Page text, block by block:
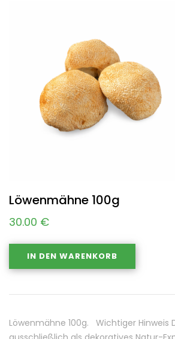
Löwenmähne 100g
30.00 €
IN DEN WARENKORB
Löwenmähne 100g. Wichtiger Hinweis